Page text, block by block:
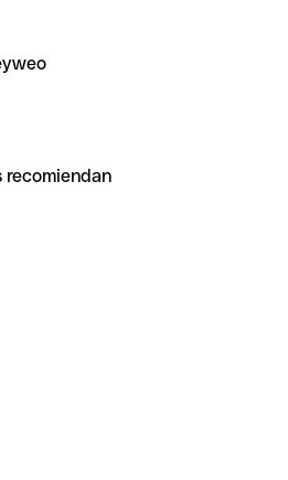
recomiendan